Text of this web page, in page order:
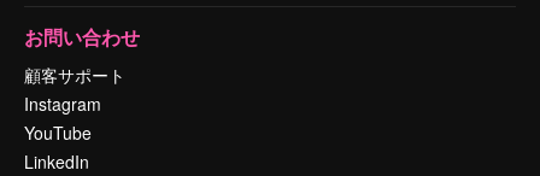
お問い合わせ
顧客サポート
Instagram
YouTube
LinkedIn